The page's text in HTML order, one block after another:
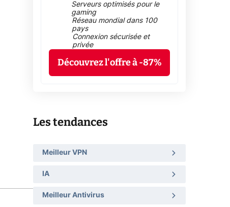
Serveurs optimisés pour le
gaming
Réseau mondial dans 100
pays
Connexion sécurisée et
privée
Découvrez l'offre à -87%
Les tendances
Meilleur VPN
IA
Meilleur Antivirus